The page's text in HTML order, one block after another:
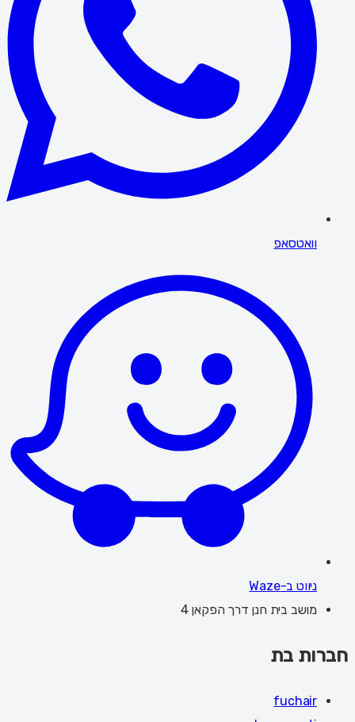
וואטסאפ
ניווט ב-Waze
מושב בית חנן דרך הפקאן 4
חברות בת
fuchair